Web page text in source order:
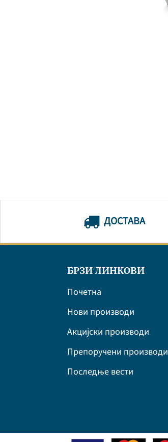
ДОСТАВА
БРЗИ ЛИНКОВИ
Почетна
Нови производи
Акцијски производи
Препоручени производи
Последње вести